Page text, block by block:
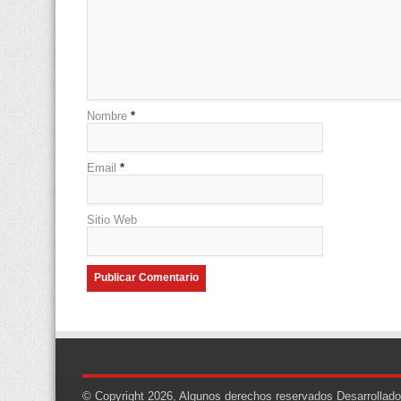
Nombre *
Email *
Sitio Web
© Copyright 2026, Algunos derechos reservados